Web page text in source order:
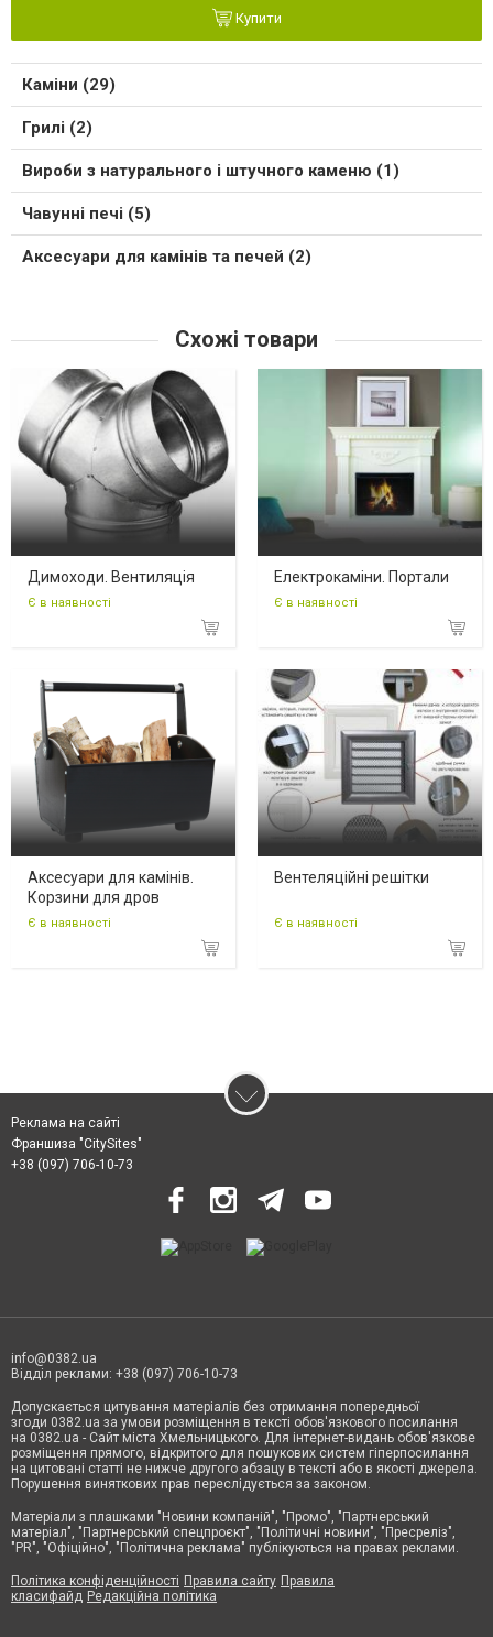
Купити
Каміни (29)
Грилі (2)
Вироби з натурального і штучного каменю (1)
Чавунні печі (5)
Аксесуари для камінів та печей (2)
Схожі товари
Димоходи. Вентиляція
Є в наявності
Електрокаміни. Портали
Є в наявності
Аксесуари для камінів.
Корзини для дров
Є в наявності
Вентеляційні решітки
Є в наявності
Реклама на сайті
Франшиза "CitySites"
+38 (097) 706-10-73
info@0382.ua
Відділ реклами: +38 (097) 706-10-73
Допускається цитування матеріалів без отримання попередньої
згоди 0382.ua за умови розміщення в тексті обов'язкового посилання
на 0382.ua - Сайт міста Хмельницького. Для інтернет-видань обов'язкове
розміщення прямого, відкритого для пошукових систем гіперпосилання
на цитовані статті не нижче другого абзацу в тексті або в якості джерела.
Порушення виняткових прав переслідується за законом.
Матеріали з плашками "Новини компаній", "Промо", "Партнерський
матеріал", "Партнерський спецпроєкт", "Політичні новини", "Пресреліз",
"PR", "Офіційно", "Політична реклама" публікуються на правах реклами.
Політика конфіденційності Правила сайту Правила
класифайд Редакційна політика